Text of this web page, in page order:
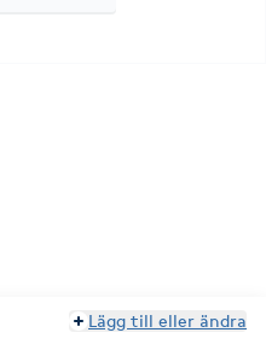
Lägg till eller ändra